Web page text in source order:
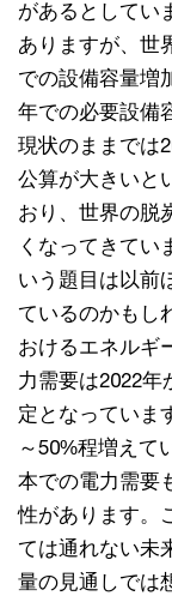
があるとしてい
ありますが、世
での設備容量増
年での必要設備
現状のままでは
公算が大きいと
おり、世界の脱
くなってきてい
いう題目は以前
ているのかもし
おけるエネルギ
力需要は2022年
定となっていま
～50%程増えて
本での電力需要
性があります。
ては通れない未
量の見通しでは